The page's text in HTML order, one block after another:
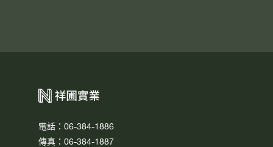
電話：06-384-1886
傳真：06-384-1887